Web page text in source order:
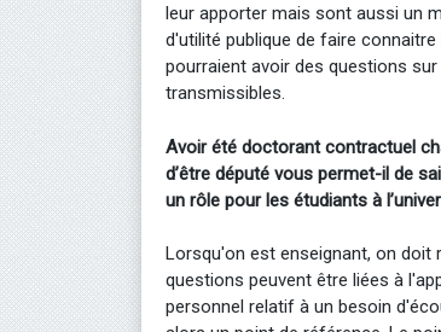
leur apporter mais sont aussi un
d'utilité publique de faire
pourraient avoir des questions
transmissibles.
Avoir été doctorant contractuel
d’être député vous permet-il de
un rôle pour les étudiants à
Lorsqu'on est enseignant, on doit
questions peuvent être liées à
personnel relatif à un besoin